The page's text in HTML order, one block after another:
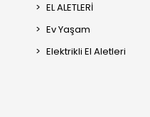
EL ALETLERİ
Ev Yaşam
Elektrikli El Aletleri